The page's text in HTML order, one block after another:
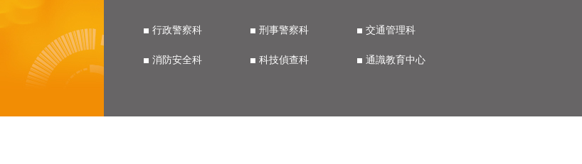
行政警察科
消防安全科
刑事警察科
科技偵查科
交通管理科
通識教育中心